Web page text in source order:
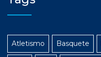
Atletismo Basquete